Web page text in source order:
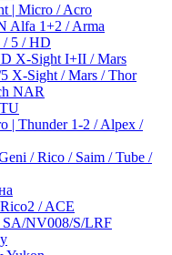
| Micro / Acro
Alfa 1+2 / Arma
/ 5 / HD
X-Sight I+II / Mars
X-Sight / Mars / Thor
NAR
| Thunder 1-2 / Alpex /
/ Rico / Saim / Tube /
/ ACE
SA/NV008/S/LRF